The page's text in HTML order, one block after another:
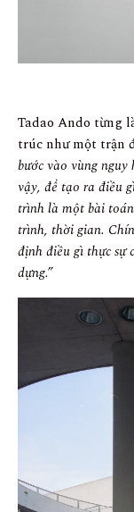
Tadao Ando từng
trúc như một trận
bước vào vùng
vậy, để tạo ra điều
trình là một bài
trình, thời gian.
định điều gì thực sự
dựng.”